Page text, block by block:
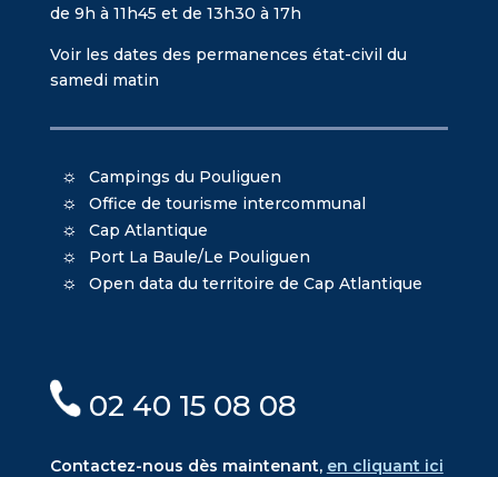
de 9h à 11h45 et de 13h30 à 17h
Voir les dates des permanences état-civil du
samedi matin
Campings du Pouliguen
Office de tourisme intercommunal
Cap Atlantique
Port La Baule/Le Pouliguen
Open data du territoire de Cap Atlantique
02 40 15 08 08
Contactez-nous dès maintenant, en cliquant ici